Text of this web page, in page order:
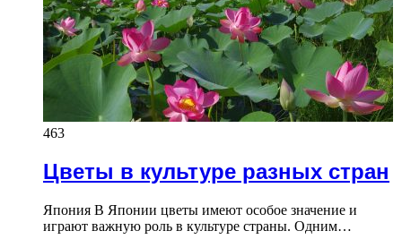
463
Цветы в культуре разных стран
Япония В Японии цветы имеют особое значение и
играют важную роль в культуре страны. Одним…